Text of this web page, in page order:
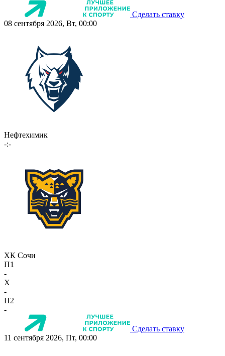
Сделать ставку
08 сентября 2026, Вт, 00:00
Нефтехимик
-:-
ХК Сочи
П1
-
X
-
П2
-
Сделать ставку
11 сентября 2026, Пт, 00:00